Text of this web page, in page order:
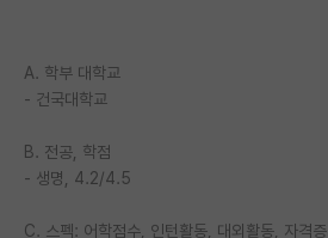
학술 정보 게시판
홍보 게시판
A. 학부 대학교
- 건국대학교
B. 전공, 학점
- 생명, 4.2/4.5
C. 스펙: 어학점수, 인턴활동, 대외활동, 자격증